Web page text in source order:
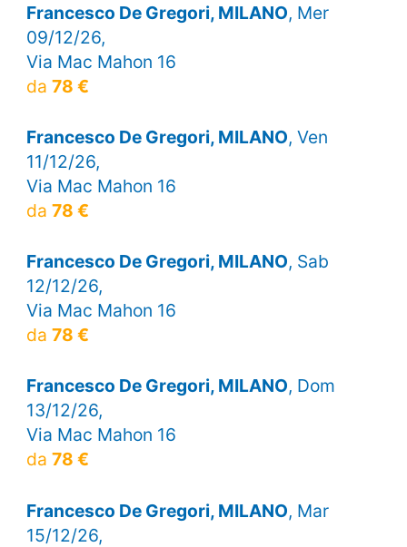
Francesco De Gregori, MILANO, Mer
09/12/26,
Via Mac Mahon 16
da 78 €
Francesco De Gregori, MILANO, Ven
11/12/26,
Via Mac Mahon 16
da 78 €
Francesco De Gregori, MILANO, Sab
12/12/26,
Via Mac Mahon 16
da 78 €
Francesco De Gregori, MILANO, Dom
13/12/26,
Via Mac Mahon 16
da 78 €
Francesco De Gregori, MILANO, Mar
15/12/26,